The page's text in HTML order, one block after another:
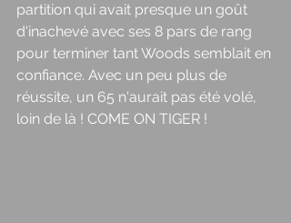
partition qui avait presque un goût
d'inachevé avec ses 8 pars de rang
pour terminer tant Woods semblait en
confiance. Avec un peu plus de
réussite, un 65 n'aurait pas été volé,
loin de là ! COME ON TIGER !